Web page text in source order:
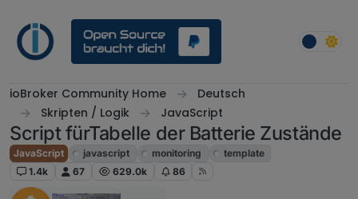
ioBroker Community Home
Deutsch
Skripten / Logik
JavaScript
Script fürTabelle der Batterie Zustände
JavaScript javascript monitoring
template
1.4k
67 629.0k 86